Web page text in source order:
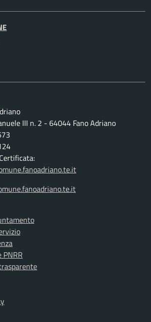
III n. 2 - 64044 Fano Adriano